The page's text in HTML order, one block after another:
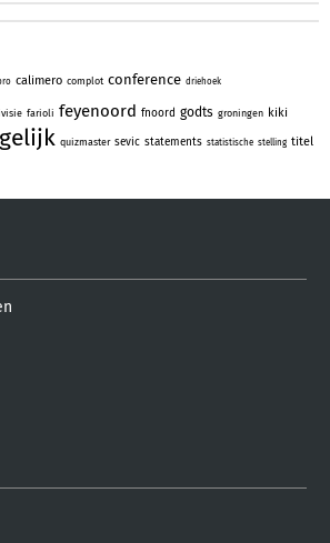
calimero complot conference driehoek
farioli feyenoord fnoord godts groningen kiki
quizmaster sevic statements statistische stelling titel